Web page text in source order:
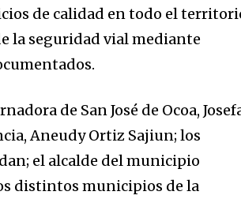
de calidad en todo el
la seguridad vial mediante
de San José de Ocoa,
Aneudy Ortiz Sajiun; los
el alcalde del municipio
distintos municipios de la